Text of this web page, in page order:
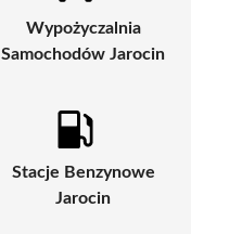
Wypożyczalnia
Samochodów Jarocin
Stacje Benzynowe
Jarocin